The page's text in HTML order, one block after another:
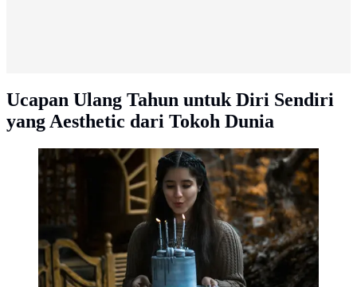
Ucapan Ulang Tahun untuk Diri Sendiri
yang Aesthetic dari Tokoh Dunia
Ucapan Ulang Tahun untuk Diri Sendiri yang Aesthetic
dari Tokoh Dunia. (Gambar: Sphr Jf/Unsplash)